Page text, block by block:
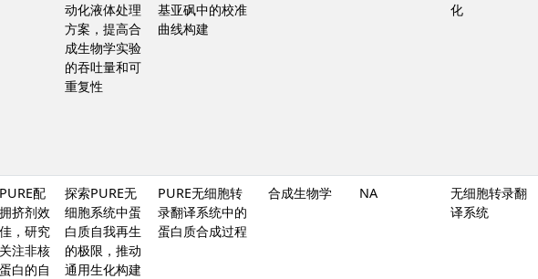
动化液体处理
方案，提高合
成生物学实验
的吞吐量和可
重复性
基亚砜中的校准
曲线构建
化
配
挤剂效
，研究
注非核
白的自
探索PURE无
细胞系统中蛋
白质自我再生
的极限，推动
通用生化构建
PURE无细胞转
录翻译系统中的
蛋白质合成过程
合成生物学 NA
无细胞转录翻
译系统